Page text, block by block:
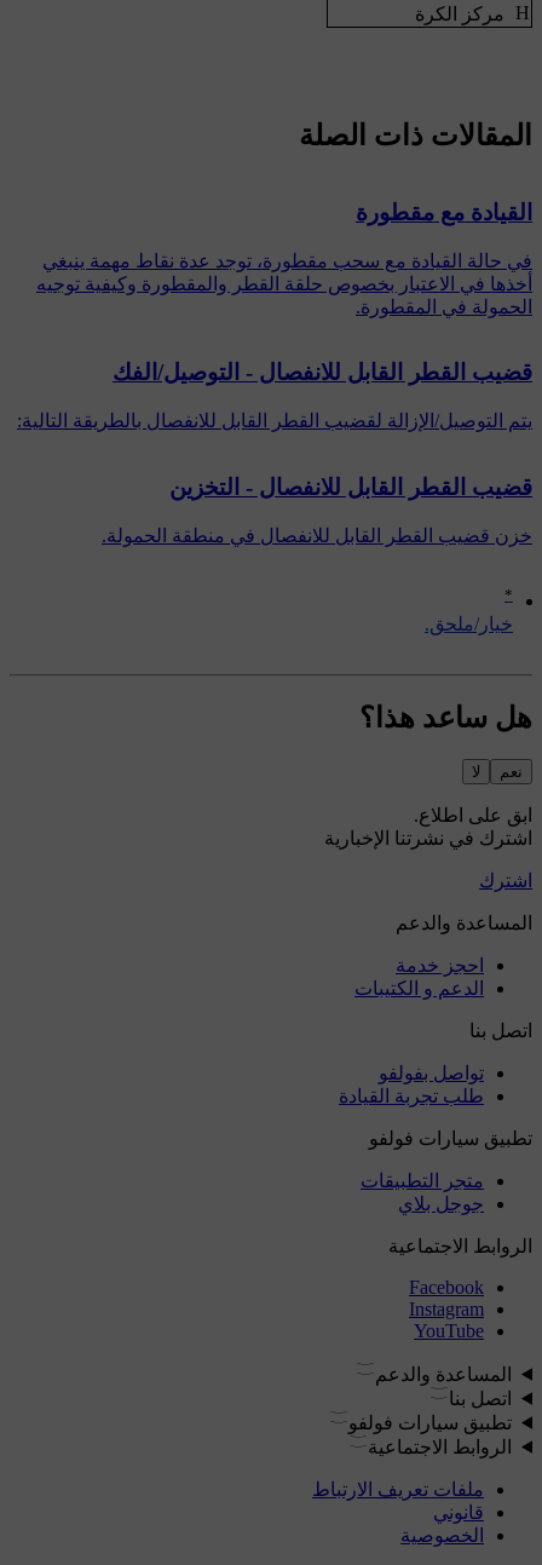
H
مركز الكرة
*
‏خيار/ملحق.
المقالات ذات الصلة
القيادة مع مقطورة
في حالة القيادة مع سحب مقطورة، توجد عدة نقاط مهمة ينبغي
أخذها في الاعتبار بخصوص حلقة القطر والمقطورة وكيفية توجيه
الحمولة في المقطورة.
قضيب القطر القابل للانفصال - التوصيل/الفك
يتم التوصيل/الإزالة لقضيب القطر القابل للانفصال بالطريقة التالية:
قضيب القطر القابل للانفصال - التخزين
خزن قضيب القطر القابل للانفصال في منطقة الحمولة.
هل ساعد هذا؟
نعم لا